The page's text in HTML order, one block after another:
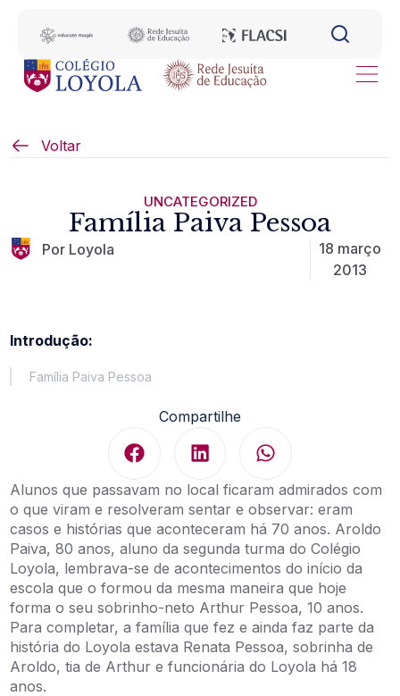
Voltar
UNCATEGORIZED
Família Paiva Pessoa
Por Loyola
18 março
2013
Introdução:
Família Paiva Pessoa
Compartilhe
Alunos que passavam no local ficaram admirados com
o que viram e resolveram sentar e observar: eram
casos e histórias que aconteceram há 70 anos. Aroldo
Paiva, 80 anos, aluno da segunda turma do Colégio
Loyola, lembrava-se de acontecimentos do início da
escola que o formou da mesma maneira que hoje
forma o seu sobrinho-neto Arthur Pessoa, 10 anos.
Para completar, a família que fez e ainda faz parte da
história do Loyola estava Renata Pessoa, sobrinha de
Aroldo, tia de Arthur e funcionária do Loyola há 18
anos.